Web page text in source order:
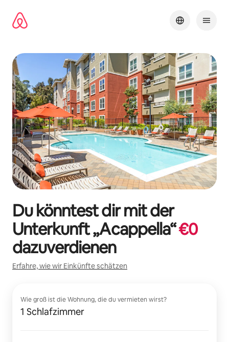
Inhalten
springen
Du könntest dir mit der
Unterkunft „Acappella“€0
dazuverdienen
Erfahre, wie wir Einkünfte schätzen
Wie groß ist die Wohnung, die du vermieten wirst?
1 Schlafzimmer